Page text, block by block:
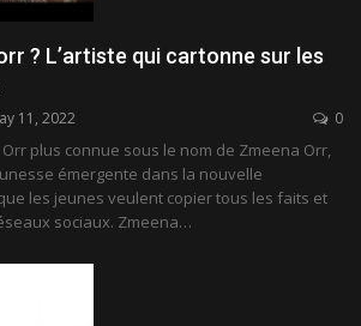
? L’artiste qui cartonne sur les
11, 2022 0
Orr plus connue sous le nom de Zmeena Orr,
émergente dans la nouvelle
les jeunes veulent copier tous les faits et
sociaux. Zmeena…